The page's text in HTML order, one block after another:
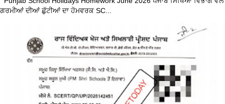
ਗਰਮੀਆਂ ਦੀਆਂ ਛੁੱਟੀਆਂ ਦਾ ਹੋਮਵਰਕ SC...